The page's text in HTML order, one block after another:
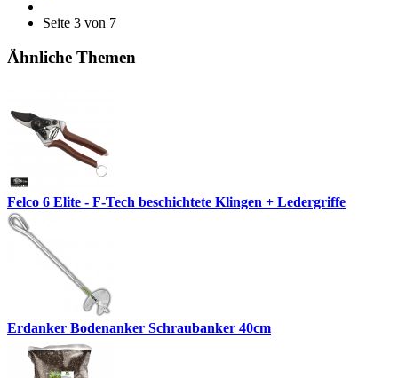
Seite 3 von 7
Ähnliche Themen
Felco 6 Elite - F-Tech beschichtete Klingen + Ledergriffe
Erdanker Bodenanker Schraubanker 40cm